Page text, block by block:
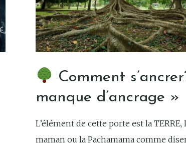
Comment
manque d’ancrage »
L’élément de cette porte est la TERRE,
maman ou la Pachamama comme